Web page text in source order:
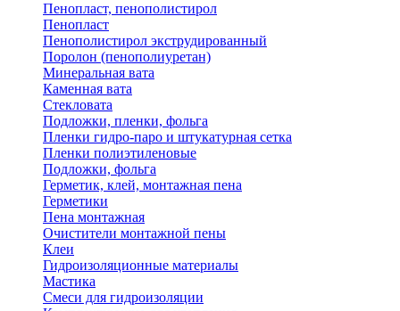
Пенопласт, пенополистирол
Пенопласт
Пенополистирол экструдированный
Поролон (пенополиуретан)
Минеральная вата
Каменная вата
Стекловата
Подложки, пленки, фольга
Пленки гидро-паро и штукатурная сетка
Пленки полиэтиленовые
Подложки, фольга
Герметик, клей, монтажная пена
Герметики
Пена монтажная
Очистители монтажной пены
Клеи
Гидроизоляционные материалы
Мастика
Смеси для гидроизоляции